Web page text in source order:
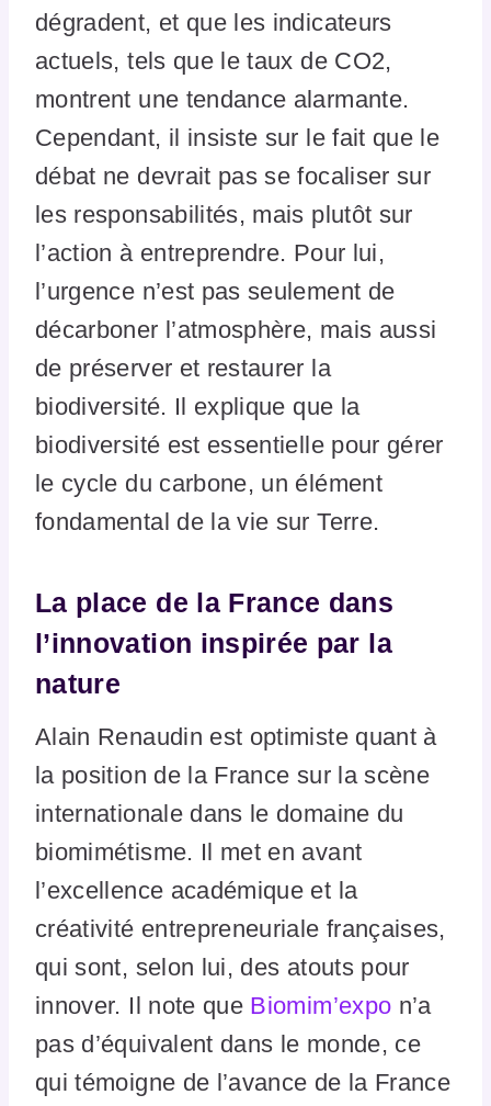
dégradent, et que les indicateurs
actuels, tels que le taux de CO2,
montrent une tendance alarmante.
Cependant, il insiste sur le fait que le
débat ne devrait pas se focaliser sur
les responsabilités, mais plutôt sur
l’action à entreprendre. Pour lui,
l’urgence n’est pas seulement de
décarboner l’atmosphère, mais aussi
de préserver et restaurer la
biodiversité. Il explique que la
biodiversité est essentielle pour gérer
le cycle du carbone, un élément
fondamental de la vie sur Terre.
La place de la France dans
l’innovation inspirée par la
nature
Alain Renaudin est optimiste quant à
la position de la France sur la scène
internationale dans le domaine du
biomimétisme. Il met en avant
l’excellence académique et la
créativité entrepreneuriale françaises,
qui sont, selon lui, des atouts pour
innover. Il note que Biomim’expo n’a
pas d’équivalent dans le monde, ce
qui témoigne de l’avance de la France